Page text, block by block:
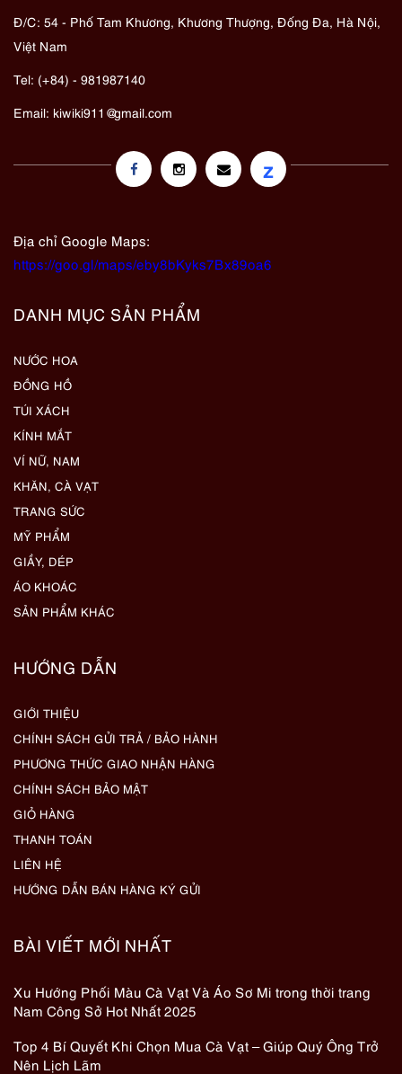
Đ/C: 54 - Phố Tam Khương, Khương Thượng, Đống Đa, Hà Nội,
Việt Nam
Tel: (+84) - 981987140
Email: kiwiki911@gmail.com
z
Địa chỉ Google Maps:
https://goo.gl/maps/eby8bKyks7Bx89oa6
DANH MỤC SẢN PHẨM
NƯỚC HOA
ĐỒNG HỒ
TÚI XÁCH
KÍNH MẮT
VÍ NỮ, NAM
KHĂN, CÀ VẠT
TRANG SỨC
MỸ PHẨM
GIẦY, DÉP
ÁO KHOÁC
SẢN PHẨM KHÁC
HƯỚNG DẪN
GIỚI THIỆU
CHÍNH SÁCH GỬI TRẢ / BẢO HÀNH
PHƯƠNG THỨC GIAO NHẬN HÀNG
CHÍNH SÁCH BẢO MẬT
GIỎ HÀNG
THANH TOÁN
LIÊN HỆ
HƯỚNG DẪN BÁN HÀNG KÝ GỬI
BÀI VIẾT MỚI NHẤT
Xu Hướng Phối Màu Cà Vạt Và Áo Sơ Mi trong thời trang
Nam Công Sở Hot Nhất 2025
Top 4 Bí Quyết Khi Chọn Mua Cà Vạt – Giúp Quý Ông Trở
Nên Lịch Lãm